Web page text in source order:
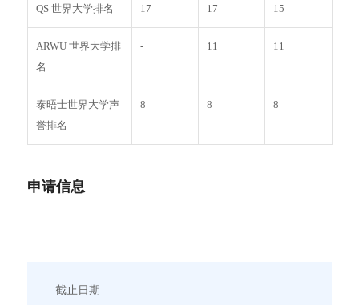
QS 世界大学排名 17 17 15
ARWU 世界大学排
名
- 11 11
泰晤士世界大学声
誉排名
8 8 8
申请信息
截止日期